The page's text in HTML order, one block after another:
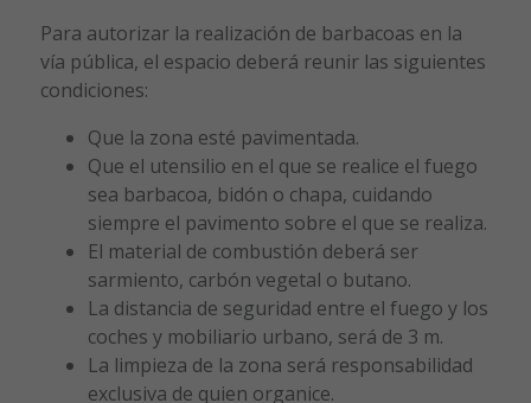
Para autorizar la realización de barbacoas en la
vía pública, el espacio deberá reunir las siguientes
condiciones:
Que la zona esté pavimentada.
Que el utensilio en el que se realice el fuego
sea barbacoa, bidón o chapa, cuidando
siempre el pavimento sobre el que se realiza.
El material de combustión deberá ser
sarmiento, carbón vegetal o butano.
La distancia de seguridad entre el fuego y los
coches y mobiliario urbano, será de 3 m.
La limpieza de la zona será responsabilidad
exclusiva de quien organice.